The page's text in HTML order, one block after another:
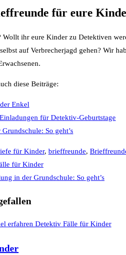
für eure
Wollt ihr eure Kinder zu Detektiven
auf Verbrecherjagd gehen? Wir
diese Beiträge:
Enkel
für Detektiv-Geburtstage
So geht’s
für Kinder, brieffreunde,
für Kinder
in der Grundschule: So geht’s